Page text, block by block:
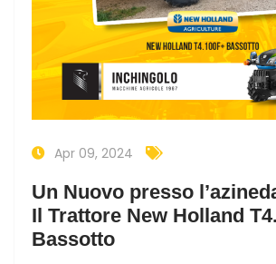
Apr 09, 2024
Un Nuovo presso
Il Trattore New Holland
Bassotto